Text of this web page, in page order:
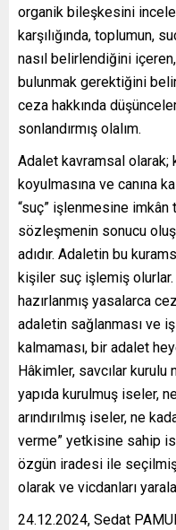
organik bileşkesini
karşılığında, toplumun,
nasıl belirlendiğini
bulunmak gerektiğini
ceza hakkında
sonlandırmış olalım.
Adalet kavramsal olarak;
koyulmasına ve canına
“suç” işlenmesine imkân
sözleşmenin sonucu
adıdır. Adaletin bu
kişiler suç işlemiş olurlar.
hazırlanmış yasalarca
adaletin sağlanması ve
kalmaması, bir adalet
Hâkimler, savcılar kurulu
yapıda kurulmuş iseler,
arındırılmış iseler, ne
verme” yetkisine sahip
özgün iradesi ile
olarak ve vicdanları
24.12.2024, Sedat